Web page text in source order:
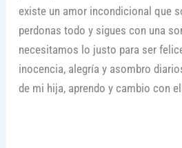
existe un amor incondicional que
perdonas todo y sigues con una
necesitamos lo justo para ser
inocencia, alegría y asombro
de mi hija, aprendo y cambio con